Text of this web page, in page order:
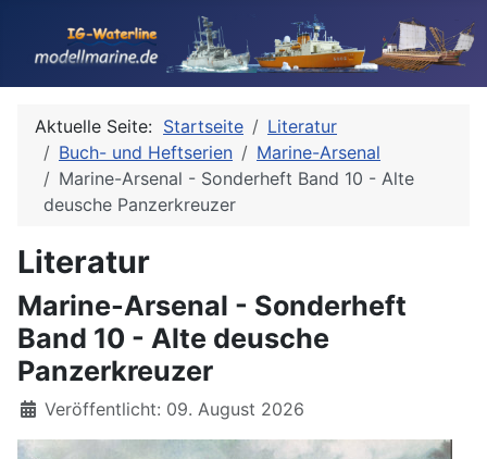
Aktuelle Seite: Startseite
Literatur
Buch- und Heftserien
Marine-Arsenal
Marine-Arsenal - Sonderheft Band 10 - Alte
deusche Panzerkreuzer
Literatur
Marine-Arsenal - Sonderheft
Band 10 - Alte deusche
Panzerkreuzer
Details
Veröffentlicht: 09. August 2026